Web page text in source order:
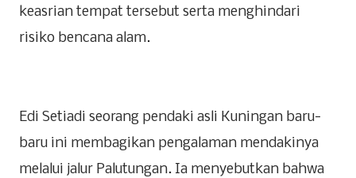
keasrian tempat tersebut serta menghindari
risiko bencana alam.
Edi Setiadi seorang pendaki asli Kuningan baru-
baru ini membagikan pengalaman mendakinya
melalui jalur Palutungan. Ia menyebutkan bahwa